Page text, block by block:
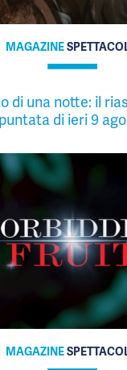
MAGAZINE
di una notte: il
puntata di ieri 9
MAGAZINE